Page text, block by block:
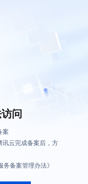
问
案
讯云完成备案后，方
备案管理办法》